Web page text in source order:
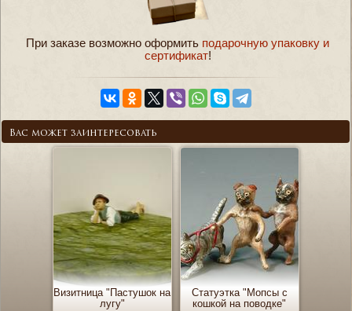
При заказе возможно оформить подарочную упаковку и
сертификат!
Вас может заинтересовать
Визитница "Пастушок на
лугу"
Статуэтка "Мопсы с
кошкой на поводке"